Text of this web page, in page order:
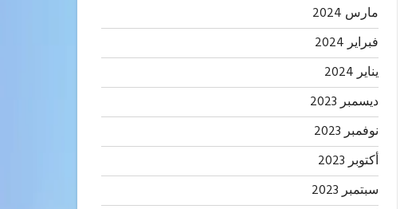
مارس 2024
فبراير 2024
يناير 2024
ديسمبر 2023
نوفمبر 2023
أكتوبر 2023
سبتمبر 2023